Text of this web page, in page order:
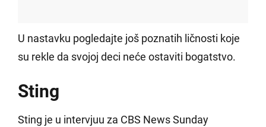
U nastavku pogledajte još poznatih ličnosti koje
su rekle da svojoj deci neće ostaviti bogatstvo.
Sting
Sting je u intervjuu za CBS News Sunday